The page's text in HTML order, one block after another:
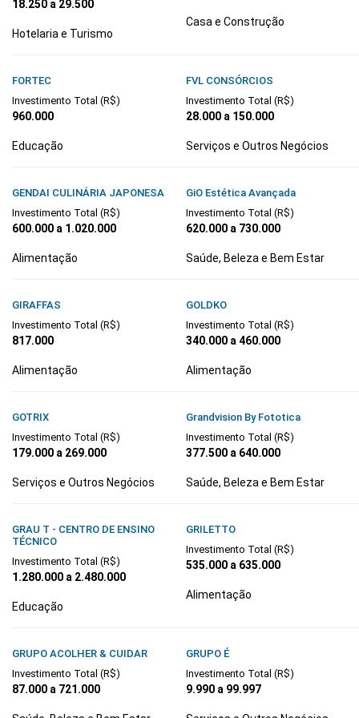
18.250 a 29.500
Hotelaria e Turismo
Casa e Construção
FORTEC
Investimento Total (R$)
960.000
Educação
FVL CONSÓRCIOS
Investimento Total (R$)
28.000 a 150.000
Serviços e Outros Negócios
GENDAI CULINÁRIA JAPONESA
Investimento Total (R$)
600.000 a 1.020.000
Alimentação
GiO Estética Avançada
Investimento Total (R$)
620.000 a 730.000
Saúde, Beleza e Bem Estar
GIRAFFAS
Investimento Total (R$)
817.000
Alimentação
GOLDKO
Investimento Total (R$)
340.000 a 460.000
Alimentação
GOTRIX
Investimento Total (R$)
179.000 a 269.000
Serviços e Outros Negócios
Grandvision By Fototica
Investimento Total (R$)
377.500 a 640.000
Saúde, Beleza e Bem Estar
GRAU T - CENTRO DE ENSINO
TÉCNICO
Investimento Total (R$)
1.280.000 a 2.480.000
Educação
GRILETTO
Investimento Total (R$)
535.000 a 635.000
Alimentação
GRUPO ACOLHER & CUIDAR
Investimento Total (R$)
87.000 a 721.000
GRUPO É
Investimento Total (R$)
9.990 a 99.997